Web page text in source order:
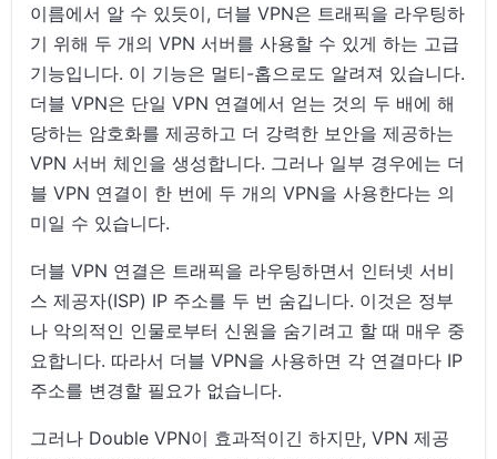
이름에서 알 수 있듯이, 더블 VPN은 트래픽을 라우팅하
기 위해 두 개의 VPN 서버를 사용할 수 있게 하는 고급
기능입니다. 이 기능은 멀티-홉으로도 알려져 있습니다.
더블 VPN은 단일 VPN 연결에서 얻는 것의 두 배에 해
당하는 암호화를 제공하고 더 강력한 보안을 제공하는
VPN 서버 체인을 생성합니다. 그러나 일부 경우에는 더
블 VPN 연결이 한 번에 두 개의 VPN을 사용한다는 의
미일 수 있습니다.
더블 VPN 연결은 트래픽을 라우팅하면서 인터넷 서비
스 제공자(ISP) IP 주소를 두 번 숨깁니다. 이것은 정부
나 악의적인 인물로부터 신원을 숨기려고 할 때 매우 중
요합니다. 따라서 더블 VPN을 사용하면 각 연결마다 IP
주소를 변경할 필요가 없습니다.
그러나 Double VPN이 효과적이긴 하지만, VPN 제공